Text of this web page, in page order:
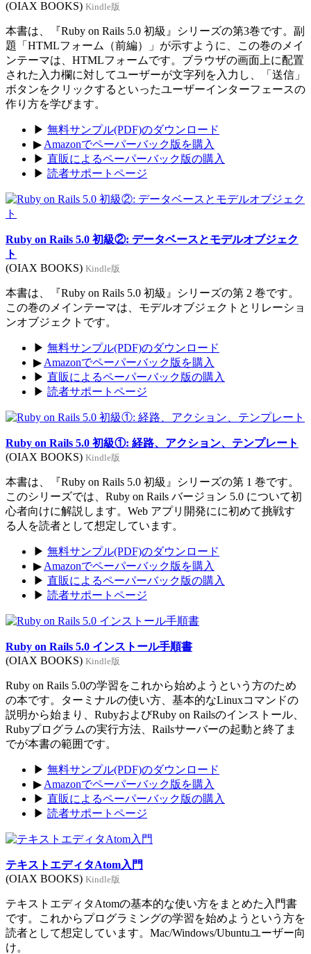
(OIAX BOOKS) Kindle版
本書は、『Ruby on Rails 5.0 初級』シリーズの第3巻です。副
題「HTMLフォーム（前編）」が示すように、この巻のメイ
ンテーマは、HTMLフォームです。ブラウザの画面上に配置
された入力欄に対してユーザーが文字列を入力し、「送信」
ボタンをクリックするといったユーザーインターフェースの
作り方を学びます。
▶ 無料サンプル(PDF)のダウンロード
▶ Amazonでペーパーバック版を購入
▶ 直販によるペーパーバック版の購入
▶ 読者サポートページ
Ruby on Rails 5.0 初級②: データベースとモデルオブジェク
ト
(OIAX BOOKS) Kindle版
本書は、『Ruby on Rails 5.0 初級』シリーズの第 2 巻です。
この巻のメインテーマは、モデルオブジェクトとリレーショ
ンオブジェクトです。
▶ 無料サンプル(PDF)のダウンロード
▶ Amazonでペーパーバック版を購入
▶ 直販によるペーパーバック版の購入
▶ 読者サポートページ
Ruby on Rails 5.0 初級①: 経路、アクション、テンプレート
(OIAX BOOKS) Kindle版
本書は、『Ruby on Rails 5.0 初級』シリーズの第 1 巻です。
このシリーズでは、Ruby on Rails バージョン 5.0 について初
心者向けに解説します。Web アプリ開発にに初めて挑戦す
る人を読者として想定しています。
▶ 無料サンプル(PDF)のダウンロード
▶ Amazonでペーパーバック版を購入
▶ 直販によるペーパーバック版の購入
▶ 読者サポートページ
Ruby on Rails 5.0 インストール手順書
(OIAX BOOKS) Kindle版
Ruby on Rails 5.0の学習をこれから始めようという方のため
の本です。ターミナルの使い方、基本的なLinuxコマンドの
説明から始まり、RubyおよびRuby on Railsのインストール、
Rubyプログラムの実行方法、Railsサーバーの起動と終了ま
でが本書の範囲です。
▶ 無料サンプル(PDF)のダウンロード
▶ Amazonでペーパーバック版を購入
▶ 直販によるペーパーバック版の購入
▶ 読者サポートページ
テキストエディタAtom入門
(OIAX BOOKS) Kindle版
テキストエディタAtomの基本的な使い方をまとめた入門書
です。これからプログラミングの学習を始めようという方を
読者として想定しています。Mac/Windows/Ubuntuユーザー向
け。